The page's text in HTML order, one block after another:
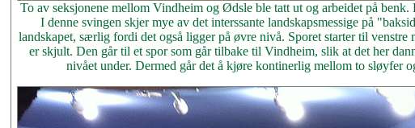
To av seksjonene mellom Vindheim og Ødsle ble tatt ut og arbeidet på
I denne svingen skjer mye av det interssante landskapsmessige på
landskapet, særlig fordi det også ligger på øvre nivå. Sporet starter til
er skjult. Den går til et spor som går tilbake til Vindheim, slik at det her
nivået under. Dermed går det å kjøre kontinerlig mellom to sløyfer